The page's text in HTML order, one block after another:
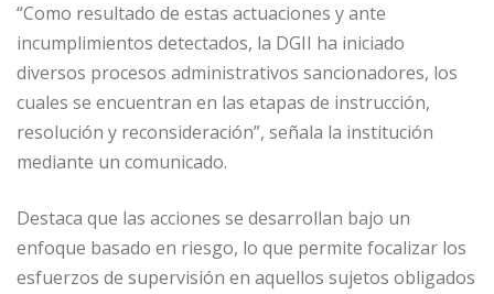
“Como resultado de estas actuaciones y ante
incumplimientos detectados, la DGII ha iniciado
diversos procesos administrativos sancionadores, los
cuales se encuentran en las etapas de instrucción,
resolución y reconsideración”, señala la institución
mediante un comunicado.
Destaca que las acciones se desarrollan bajo un
enfoque basado en riesgo, lo que permite focalizar los
esfuerzos de supervisión en aquellos sujetos obligados